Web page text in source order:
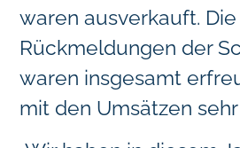
waren ausverkauft. Die
Rückmeldungen der
waren insgesamt
mit den Umsätzen sehr